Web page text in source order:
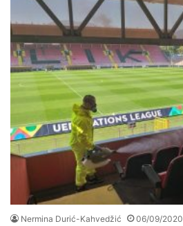
Nermina Durić-Kahvedžić 06/09/2020